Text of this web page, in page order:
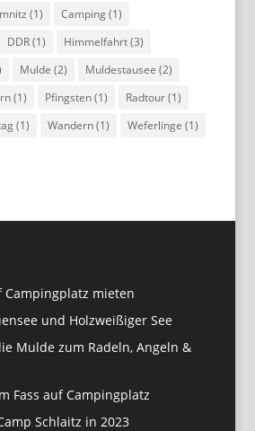
(1) Camping(1)
DDR(1) Himmelfahrt(3)
Mulde (2) Muldestausee (2)
(1) Pfingsten(1) Radtour(1)
(1) Wandern(1) Weferlinge (1)
Campingplatz mieten
und Holzweißiger See
Mulde zum Radeln, Angeln &
Fass auf Campingplatz
Schlaitz in 2023